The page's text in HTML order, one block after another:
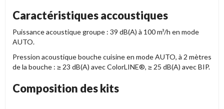
Caractéristiques accoustiques
Puissance acoustique groupe : 39 dB(A) à 100 m³/h en mode
AUTO.
Pression acoustique bouche cuisine en mode AUTO, à 2 mètres
de la bouche : ≥ 23 dB(A) avec ColorLINE®, ≥ 25 dB(A) avec BIP.
Composition des kits